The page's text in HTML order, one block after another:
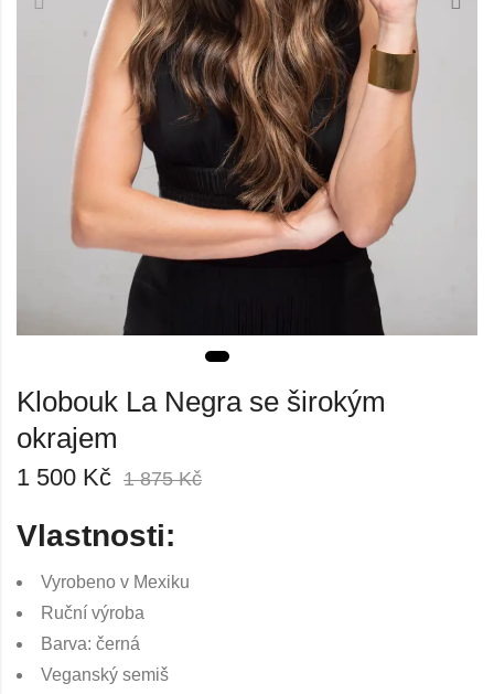
Klobouk La Negra se širokým
okrajem
1 500 Kč 1 875Kč
Vlastnosti:
Vyrobeno v Mexiku
Ruční výroba
Barva: černá
Veganský semiš